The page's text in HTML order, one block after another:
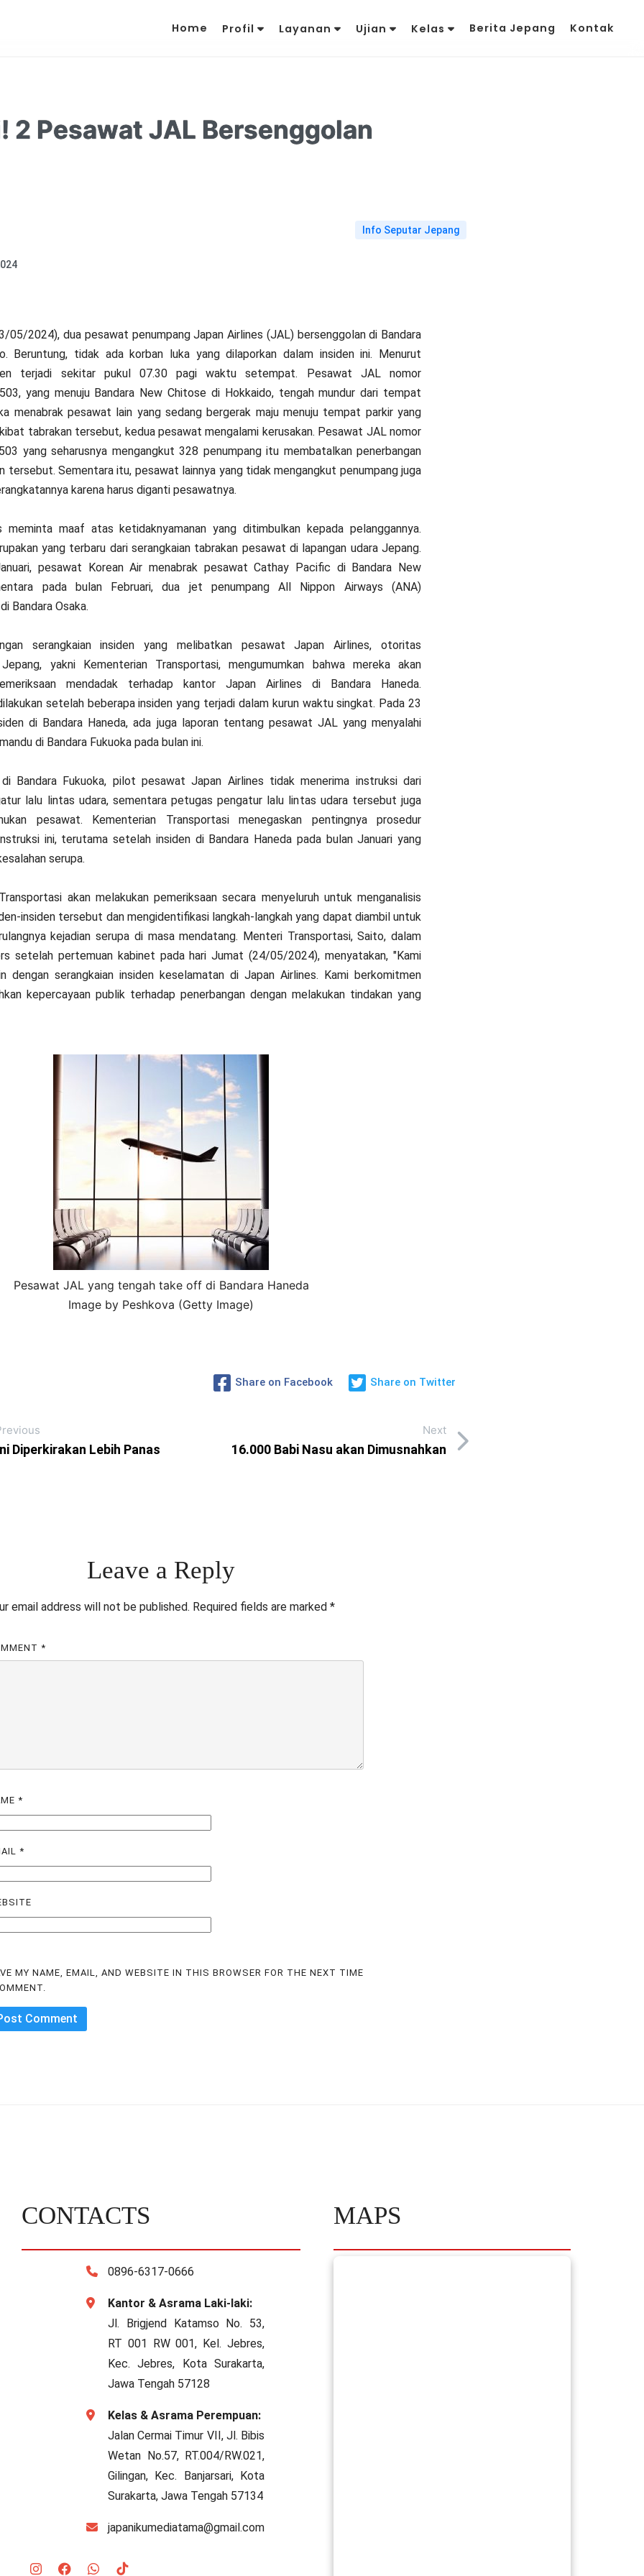
Home Profil Layanan Ujian Kelas Berita Jepang Kontak
2 Pesawat JAL Bersenggolan
Info Seputar Jepang
05/2024), dua pesawat penumpang Japan Airlines (JAL) bersenggolan di Bandara
Beruntung, tidak ada korban luka yang dilaporkan dalam insiden ini. Menurut
terjadi sekitar pukul 07.30 pagi waktu setempat. Pesawat JAL nomor
yang menuju Bandara New Chitose di Hokkaido, tengah mundur dari tempat
menabrak pesawat lain yang sedang bergerak maju menuju tempat parkir yang
tabrakan tersebut, kedua pesawat mengalami kerusakan. Pesawat JAL nomor
yang seharusnya mengangkut 328 penumpang itu membatalkan penerbangan
tersebut. Sementara itu, pesawat lainnya yang tidak mengangkut penumpang juga
karena harus diganti pesawatnya.
meminta maaf atas ketidaknyamanan yang ditimbulkan kepada pelanggannya.
yang terbaru dari serangkaian tabrakan pesawat di lapangan udara Jepang.
pesawat Korean Air menabrak pesawat Cathay Pacific di Bandara New
pada bulan Februari, dua jet penumpang All Nippon Airways (ANA)
Bandara Osaka.
serangkaian insiden yang melibatkan pesawat Japan Airlines, otoritas
yakni Kementerian Transportasi, mengumumkan bahwa mereka akan
mendadak terhadap kantor Japan Airlines di Bandara Haneda.
setelah beberapa insiden yang terjadi dalam kurun waktu singkat. Pada 23
di Bandara Haneda, ada juga laporan tentang pesawat JAL yang menyalahi
di Bandara Fukuoka pada bulan ini.
Bandara Fukuoka, pilot pesawat Japan Airlines tidak menerima instruksi dari
lalu lintas udara, sementara petugas pengatur lalu lintas udara tersebut juga
pesawat. Kementerian Transportasi menegaskan pentingnya prosedur
ini, terutama setelah insiden di Bandara Haneda pada bulan Januari yang
serupa.
akan melakukan pemeriksaan secara menyeluruh untuk menganalisis
insiden tersebut dan mengidentifikasi langkah-langkah yang dapat diambil untuk
kejadian serupa di masa mendatang. Menteri Transportasi, Saito, dalam
setelah pertemuan kabinet pada hari Jumat (24/05/2024), menyatakan, "Kami
dengan serangkaian insiden keselamatan di Japan Airlines. Kami berkomitmen
kepercayaan publik terhadap penerbangan dengan melakukan tindakan yang
Pesawat JAL yang tengah take off di Bandara Haneda
Image by Peshkova (Getty Image)
Share on Facebook Share on Twitter
Diperkirakan Lebih Panas
Next
16.000 Babi Nasu akan Dimusnahkan
Leave a Reply
email address will not be published. Required fields are marked *
*
*
*
MY NAME, EMAIL, AND WEBSITE IN THIS BROWSER FOR THE NEXT TIME
CONTACTS
0896-6317-0666
Kantor & Asrama Laki-laki:
Jl. Brigjend Katamso No. 53,
RT 001 RW 001, Kel. Jebres,
Kec. Jebres, Kota Surakarta,
Jawa Tengah 57128
Kelas & Asrama Perempuan:
Jalan Cermai Timur VII, Jl. Bibis
Wetan No.57, RT.004/RW.021,
Gilingan, Kec. Banjarsari, Kota
Surakarta, Jawa Tengah 57134
japanikumediatama@gmail.com
MAPS